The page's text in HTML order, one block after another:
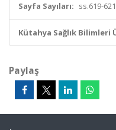
Sayfa Sayıları: ss.619-621
Kütahya Sağlık
Paylaş